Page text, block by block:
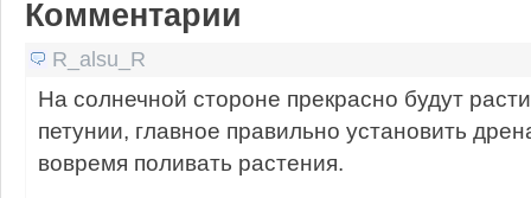
Комментарии
R_alsu_R
На солнечной стороне прекрасно будут
петунии, главное правильно установить
вовремя поливать растения.